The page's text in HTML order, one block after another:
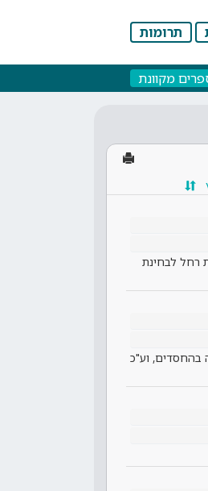
תרומות
מקוונת
רחל לבחינת
בהחסדים, וע"כ